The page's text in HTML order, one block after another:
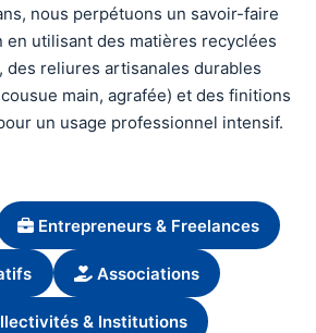
nous perpétuons un savoir-faire
en utilisant des matières recyclées
des reliures artisanales durables
main, agrafée) et des finitions
un usage professionnel intensif.
Entrepreneurs & Freelances
Associations
& Institutions